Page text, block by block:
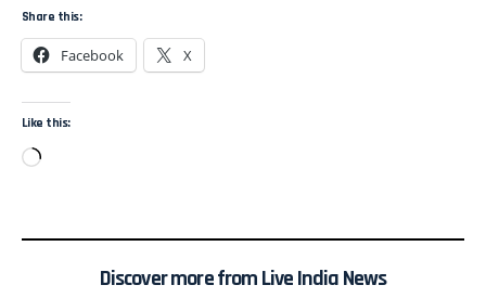
Share this:
Facebook X
Like this:
Discover more from Live India News